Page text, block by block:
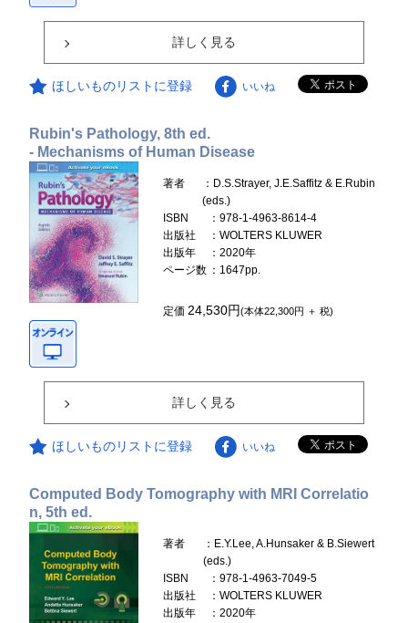
詳しく見る
ほしいものリストに登録 いいね
Rubin's Pathology, 8th ed.
- Mechanisms of Human Disease
著者
：D.S.Strayer, J.E.Saffitz & E.Rubin
(eds.)
ISBN
：978-1-4963-8614-4
出版社
：WOLTERS KLUWER
出版年
：2020年
ページ数 ：1647pp.
定価24,530円(本体22,300円 ＋ 税)
詳しく見る
ほしいものリストに登録 いいね
Computed Body Tomography with MRI Correlatio
n, 5th ed.
著者
：E.Y.Lee, A.Hunsaker & B.Siewert
(eds.)
ISBN
：978-1-4963-7049-5
出版社
：WOLTERS KLUWER
出版年
：2020年